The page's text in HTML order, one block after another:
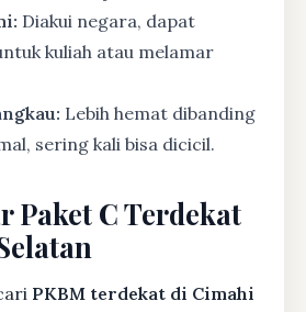
Diakui negara, dapat
kuliah atau melamar
Lebih hemat dibanding
sering kali bisa dicicil.
Paket C Terdekat
PKBM terdekat di Cimahi